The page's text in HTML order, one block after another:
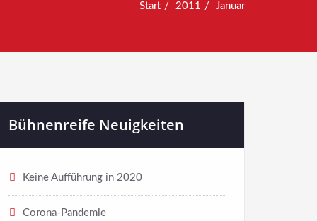
Start 2011 Januar
Bühnenreife Neuigkeiten
Keine Aufführung in 2020
Corona-Pandemie